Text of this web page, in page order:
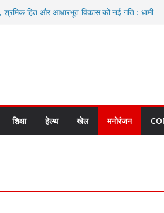
श्रमिक हित और आधारभूत विकास को नई गति : धामी
रहें अधिकारी: सीईओ
योजनाओं के लिए 80 करोड़ रुपए
वर्षा की संभावना, अलर्ट!
शिक्षा हेल्थ खेल मनोरंजन